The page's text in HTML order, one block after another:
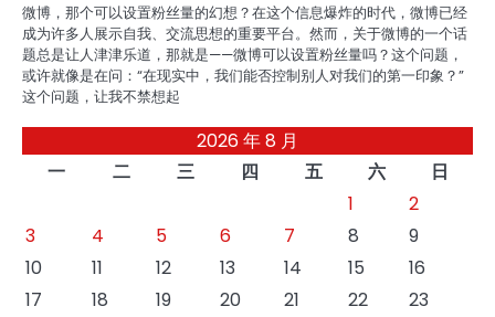
微博，那个可以设置粉丝量的幻想？在这个信息爆炸的时代，微博已经
成为许多人展示自我、交流思想的重要平台。然而，关于微博的一个话
题总是让人津津乐道，那就是——微博可以设置粉丝量吗？这个问题，
或许就像是在问：“在现实中，我们能否控制别人对我们的第一印象？”
这个问题，让我不禁想起
2026 年 8 月
一
二 三 四 五 六
日
1
2
3
4 5 6 7 8
9
10
11 12 13 14 15
16
17
18 19 20 21 22
23